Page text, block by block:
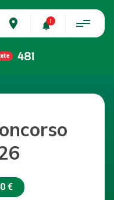
place
481
€